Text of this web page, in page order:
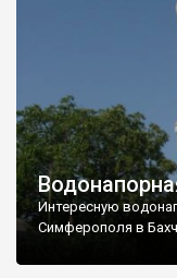
Интересную
Симферополя в